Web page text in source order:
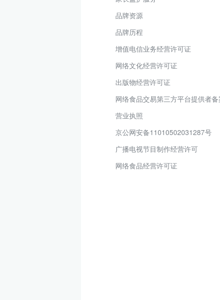
品牌资源
品牌历程
增值电信业务经营许可证
网络文化经营许可证
出版物经营许可证
网络食品交易第三方平台提供者
营业执照
京公网安备11010502031287号
广播电视节目制作经营许可
网络食品经营许可证